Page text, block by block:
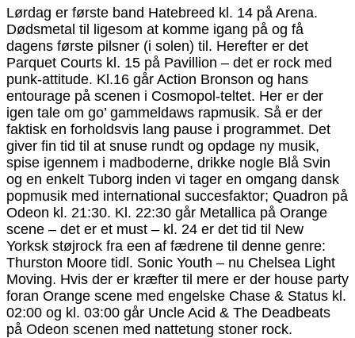
Lørdag er første band Hatebreed kl. 14 på Arena.
Dødsmetal til ligesom at komme igang på og få
dagens første pilsner (i solen) til. Herefter er det
Parquet Courts kl. 15 på Pavillion – det er rock med
punk-attitude. Kl.16 går Action Bronson og hans
entourage på scenen i Cosmopol-teltet. Her er der
igen tale om go’ gammeldaws rapmusik. Så er der
faktisk en forholdsvis lang pause i programmet. Det
giver fin tid til at snuse rundt og opdage ny musik,
spise igennem i madboderne, drikke nogle Blå Svin
og en enkelt Tuborg inden vi tager en omgang dansk
popmusik med international succesfaktor; Quadron på
Odeon kl. 21:30. Kl. 22:30 går Metallica på Orange
scene – det er et must – kl. 24 er det tid til New
Yorksk støjrock fra een af fædrene til denne genre:
Thurston Moore tidl. Sonic Youth – nu Chelsea Light
Moving. Hvis der er kræfter til mere er der house party
foran Orange scene med engelske Chase & Status kl.
02:00 og kl. 03:00 går Uncle Acid & The Deadbeats
på Odeon scenen med nattetung stoner rock.